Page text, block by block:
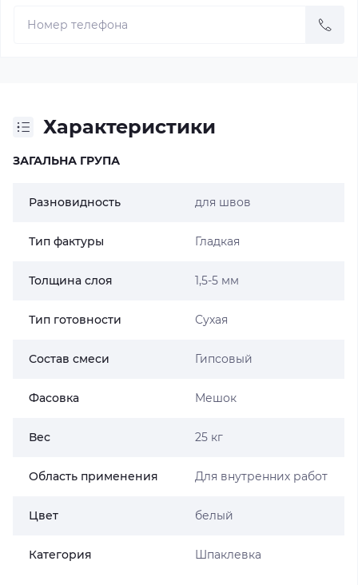
Характеристики
ЗАГАЛЬНА ГРУПА
Разновидность для швов
Тип фактуры Гладкая
Толщина слоя 1,5-5 мм
Тип готовности Сухая
Состав смеси Гипсовый
Фасовка Мешок
Вес 25 кг
Область применения Для внутренних работ
Цвет белый
Категория Шпаклевка